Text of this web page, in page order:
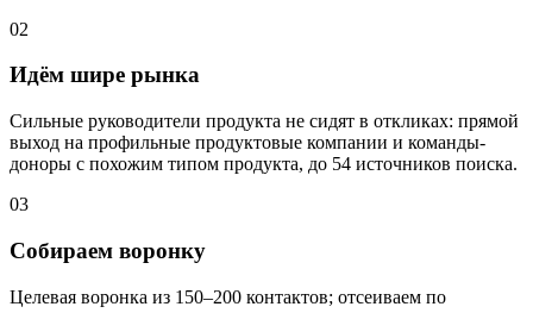
02
Идём шире рынка
Сильные руководители продукта не сидят в откликах: прямой
выход на профильные продуктовые компании и команды-
доноры с похожим типом продукта, до 54 источников поиска.
03
Собираем воронку
Целевая воронка из 150–200 контактов; отсеиваем по